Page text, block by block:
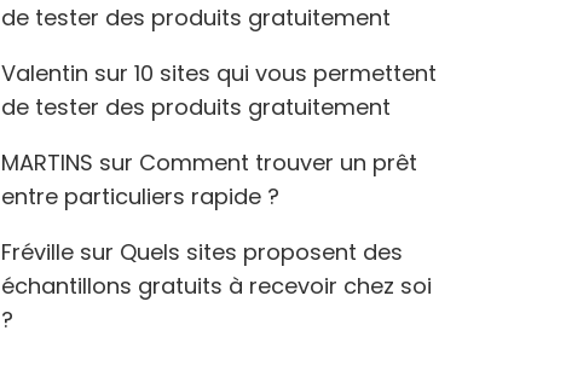
de tester des produits gratuitement
Valentin sur 10 sites qui vous permettent
de tester des produits gratuitement
MARTINS sur Comment trouver un prêt
entre particuliers rapide ?
Fréville sur Quels sites proposent des
échantillons gratuits à recevoir chez soi
?